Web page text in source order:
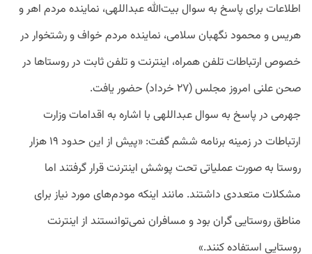
اطلاعات برای پاسخ به سوال بیت‌الله عبداللهی، نماینده مردم اهر و
هریس و محمود نگهبان سلامی، نماینده مردم خواف و رشتخوار در
خصوص ارتباطات تلفن همراه، اینترنت و تلفن ثابت در روستاها در
صحن علنی امروز مجلس (۲۷ خرداد) حضور یافت.
جهرمی در پاسخ به سوال عبداللهی با اشاره به اقدامات وزارت
ارتباطات در زمینه برنامه ششم گفت: «پیش از این حدود ۱۹ هزار
روستا به صورت عملیاتی تحت پوشش اینترنت قرار گرفتند اما
مشکلات متعددی داشتند. مانند اینکه مودم‌های مورد نیاز برای
مناطق روستایی گران بود و مسافران نمی‌توانستند از اینترنت
روستایی استفاده کنند.»